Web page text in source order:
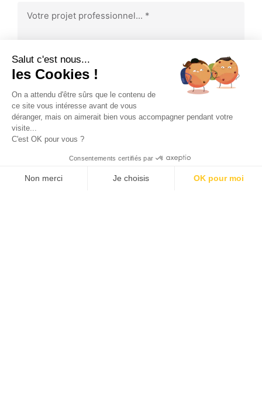
Salut c'est nous...
les Cookies !
On a attendu d'être sûrs que le contenu de
ce site vous intéresse avant de vous
déranger, mais on aimerait bien vous accompagner pendant votre
visite...
C'est OK pour vous ?
Consentements certifiés par
Non merci Je choisis
OK pour moi